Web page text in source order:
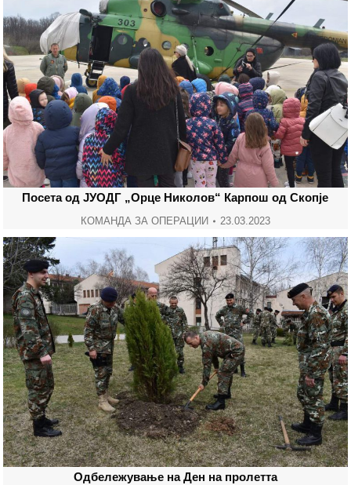
Посета од ЈУОДГ „Орце Николов“ Карпош од Скопје
КОМАНДА ЗА ОПЕРАЦИИ 23.03.2023
Одбележување на Ден на пролетта